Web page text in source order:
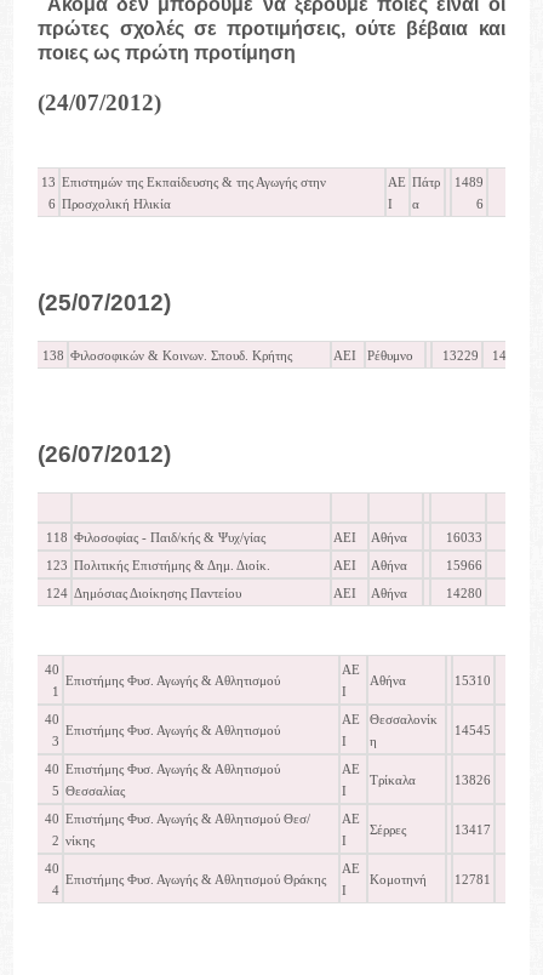
Ακόμα δεν μπορούμε να ξέρουμε ποιες είναι οι
πρώτες σχολές σε προτιμήσεις, ούτε βέβαια και
ποιες ως πρώτη προτίμηση
(24/07/2012)
13
6
Επιστημών της Εκπαίδευσης & της Αγωγής στην
Προσχολική Ηλικία
ΑΕ
Ι
Πάτρ
α
1489
6
(25/07/2012)
138 Φιλοσοφικών & Κοινων. Σπουδ. Κρήτης ΑΕΙ Ρέθυμνο 13229 14533
(26/07/2012)
118 Φιλοσοφίας - Παιδ/κής & Ψυχ/γίας ΑΕΙ Αθήνα 16033
123 Πολιτικής Επιστήμης & Δημ. Διοίκ. ΑΕΙ Αθήνα 15966
124 Δημόσιας Διοίκησης Παντείου ΑΕΙ Αθήνα 14280
40
1
Επιστήμης Φυσ. Αγωγής & Αθλητισμού
ΑΕ
Ι
Αθήνα 15310
40
3
Επιστήμης Φυσ. Αγωγής & Αθλητισμού
ΑΕ
Ι
Θεσσαλονίκ
η
14545
40
5
Επιστήμης Φυσ. Αγωγής & Αθλητισμού
Θεσσαλίας
ΑΕ
Ι
Τρίκαλα 13826
40
2
Επιστήμης Φυσ. Αγωγής & Αθλητισμού Θεσ/
νίκης
ΑΕ
Ι
Σέρρες 13417
40
4
Επιστήμης Φυσ. Αγωγής & Αθλητισμού Θράκης
ΑΕ
Ι
Κομοτηνή 12781